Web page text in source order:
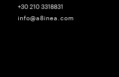
+30 210 3318831
info@a8inea.com